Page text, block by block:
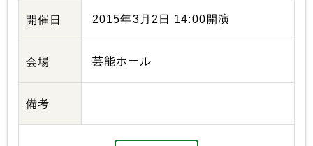
開催日 2015年3月2日 14:00開演
会場 芸能ホール
備考